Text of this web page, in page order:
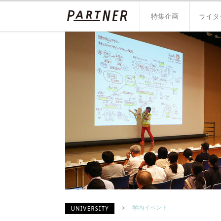
特集企画 ライタ
学内イベント